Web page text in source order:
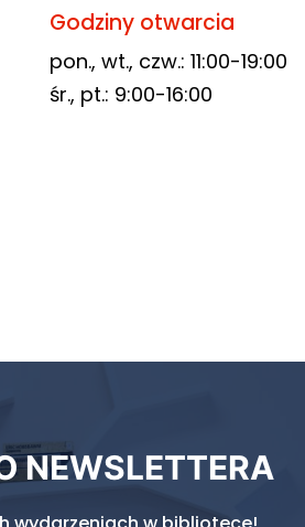
Godziny otwarcia
pon., wt., czw.: 11:00-19:00
śr., pt.: 9:00-16:00
NEWSLETTERA